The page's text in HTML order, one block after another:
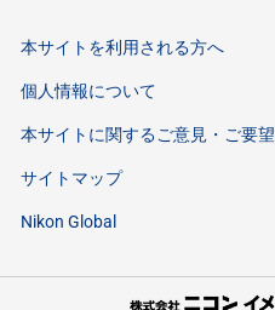
本サイトを利用される方へ
個人情報について
本サイトに関するご意見・ご要望
サイトマップ
Nikon Global